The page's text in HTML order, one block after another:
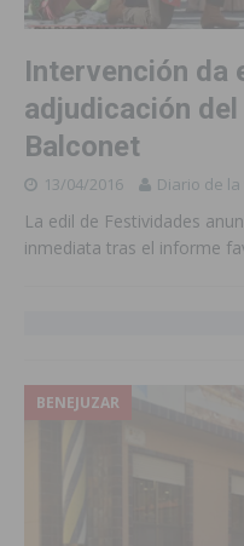
Intervención da
adjudicación
Balconet
13/04/2016 Diario de la
La edil de Festividades
inmediata tras el informe
BENEJUZAR